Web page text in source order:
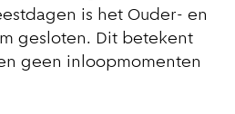
is het Ouder- en
gesloten. Dit betekent
geen inloopmomenten